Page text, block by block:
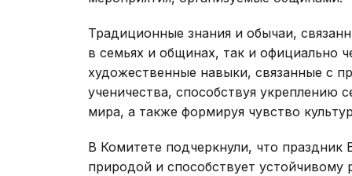
Традиционные знания и обычаи,
в семьях и общинах, так и официально
художественные навыки, связанные с
ученичества, способствуя укреплению
мира, а также формируя чувство
В Комитете подчеркнули, что
природой и способствует устойчивому